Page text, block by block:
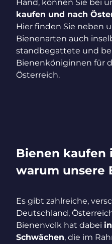
Hand, können Sie bei
kaufen und nach
Hier finden Sie neben
Bienenarten auch
standbegattete und
Bienenköniginnen für
Österreich.
Bienen kaufen
warum unsere
Es gibt zahlreiche,
Deutschland,
Bienenvolk hat dabei
Schwächen, die im